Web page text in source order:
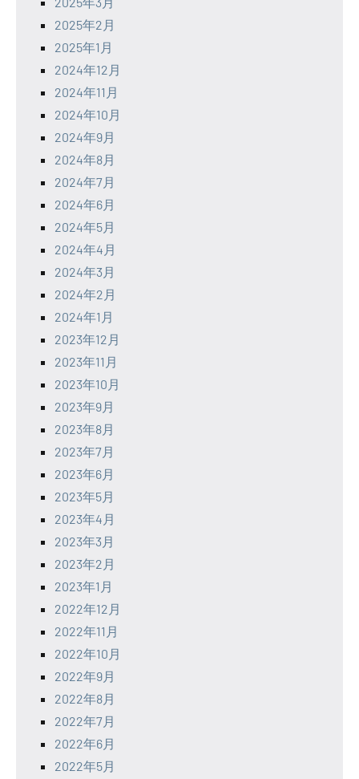
2025年2月
2025年1月
2024年12月
2024年11月
2024年10月
2024年9月
2024年8月
2024年7月
2024年6月
2024年5月
2024年4月
2024年3月
2024年2月
2024年1月
2023年12月
2023年11月
2023年10月
2023年9月
2023年8月
2023年7月
2023年6月
2023年5月
2023年4月
2023年3月
2023年2月
2023年1月
2022年12月
2022年11月
2022年10月
2022年9月
2022年8月
2022年7月
2022年6月
2022年5月